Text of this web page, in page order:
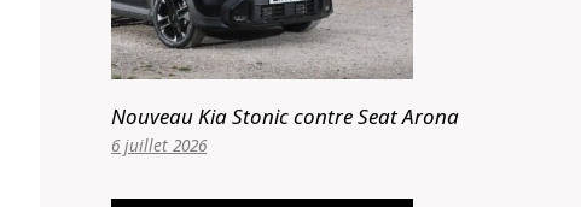
Nouveau Kia Stonic contre Seat Arona
6 juillet 2026